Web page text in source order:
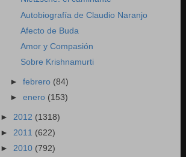
Autobiografía de Claudio Naranjo
Afecto de Buda
Amor y Compasión
Sobre Krishnamurti
►febrero (84)
►enero (153)
► 2012 (1318)
► 2011 (622)
► 2010 (792)